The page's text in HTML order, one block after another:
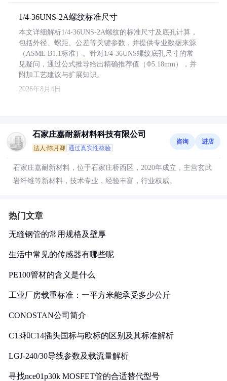
1/4-36UNS-2A螺纹标准尺寸
本文详细解析1/4-36UNS-2A螺纹的标准尺寸及底孔计算，
包括外径、螺距、公差等关键参数，并提供专业数据来源
（ASME B1.1标准）。针对1/4-36UNS螺纹底孔尺寸的常
见疑问，通过公式推导给出精确推荐值（Φ5.18mm），并
附加工艺建议与扩展知识。
2026年8月4日
石家庄嘉耐新材料科技有限公司
法人:陈月卿 通过真实性核验
咨询 进店
石家庄嘉耐新材料，位于石家庄桥西区，2020年成立，主营玄武
岩纤维等新材料，技术专业，经验丰富，行业权威。
热门文章
无缝钢管的常用规格及壁厚
生活中常见的传感器有哪些呢
PE100管材的含义是什么
工业厂房载重标准：一平方米能承受多少公斤
CONOSTAN公司简介
C13和C14插头国标与欧标的区别及其标准解析
LGJ-240/30导线参数及载流量解析
寻找nce01p30k MOSFET管的合适替代型号